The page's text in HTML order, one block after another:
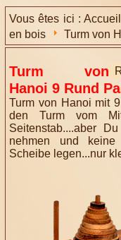
Vous êtes ici : Accueil
en bois
Turm von
Turm von
Hanoi 9 Rund
Turm von Hanoi mit
den Turm vom
Seitenstab....aber
nehmen und
Scheibe legen...nur